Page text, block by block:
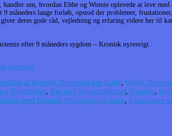
, handler om, hvordan Ebbe og Winnie oplevede at leve
måneders lange forløb, opstod der problemer,
deres gode råd, vejledning og erfaring videre her til
efter 9 måneders sygdom – Kronisk nyresvigt.
nyresvigt
af Kronisk Nyresvigt hos Katte, Dårlig Nyrer
Nyrelidelse, Kat med Nyreproblemer, Kronisk,
med Kronisk Nyresvigt hos katte, Symptomer